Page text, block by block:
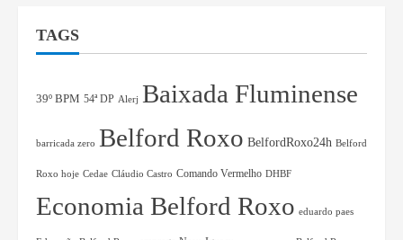
TAGS
39º BPM 54ª DP Alerj Baixada Fluminense
barricada zero Belford Roxo BelfordRoxo24h Belford
Roxo hoje Cedae Cláudio Castro Comando Vermelho DHBF
Economia Belford Roxo eduardo paes